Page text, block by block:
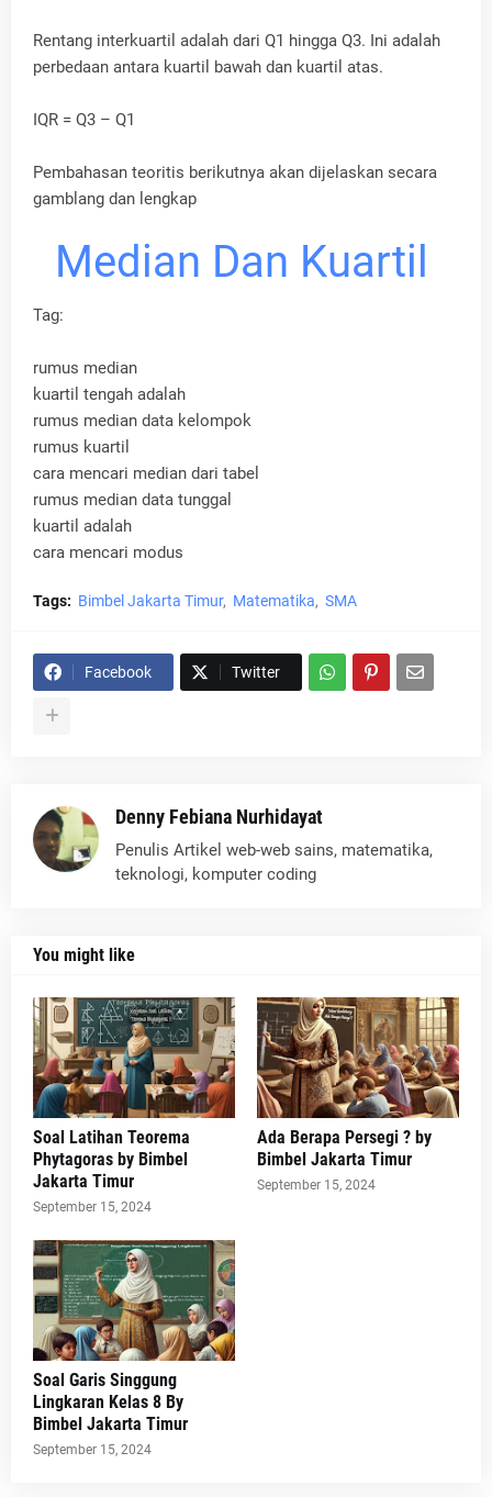
Rentang interkuartil adalah dari Q1 hingga Q3. Ini adalah
perbedaan antara kuartil bawah dan kuartil atas.
IQR = Q3 – Q1
Pembahasan teoritis berikutnya akan dijelaskan secara
gamblang dan lengkap
Median Dan Kuartil
Tag:
rumus median
kuartil tengah adalah
rumus median data kelompok
rumus kuartil
cara mencari median dari tabel
rumus median data tunggal
kuartil adalah
cara mencari modus
Tags: Bimbel Jakarta Timur Matematika SMA
Facebook Twitter
Denny Febiana Nurhidayat
Penulis Artikel web-web sains, matematika,
teknologi, komputer coding
You might like
Soal Latihan Teorema
Phytagoras by Bimbel
Jakarta Timur
September 15, 2024
Ada Berapa Persegi ? by
Bimbel Jakarta Timur
September 15, 2024
Soal Garis Singgung
Lingkaran Kelas 8 By
Bimbel Jakarta Timur
September 15, 2024